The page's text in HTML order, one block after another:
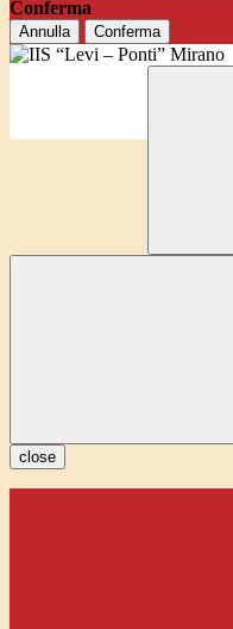
Conferma
Annulla Conferma
close